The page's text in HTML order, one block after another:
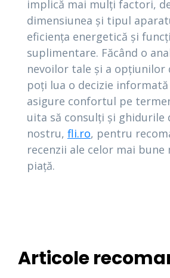
implică mai mulți factori,
dimensiunea și tipul
eficiența energetică și
suplimentare. Făcând o
nevoilor tale și a opțiunilor
poți lua o decizie informată
asigure confortul pe
uita să consulți și ghidurile
nostru, fli.ro, pentru
recenzii ale celor mai bune
piață.
Articole